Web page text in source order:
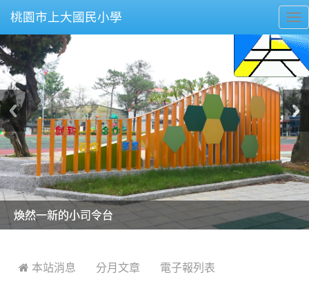
桃園市上大國民小學
美麗的操場是我們活力的來源
美麗的操場是我們活力的來源
煥然一新的小司令台
煥然一新的小司令台
富含桃園埤塘田園風光意象的中廊
富含桃園埤塘田園風光意象的中廊
嶄新的中庭廣場
嶄新的中庭廣場
水生池生生不息
水生池生生不息
 本站消息 分月文章 電子報列表